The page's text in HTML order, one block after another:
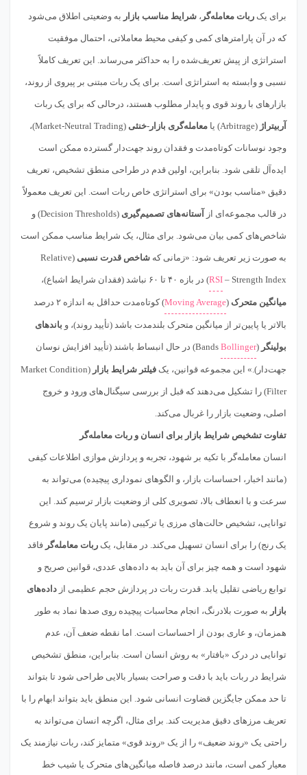
برای یک ربات معامله‌گر ، شرایط مناسب بازار به وضعیتی اطلاق می‌شود
که در آن پارامترهای کمی و کیفی محیط معاملاتی، احتمال موفقیت
استراتژی از پیش تعریف‌شده را به حداکثر می‌رساند. این تعریف کاملاً
نسبی و وابسته به استراتژی است. برای یک ربات مبتنی بر پیروی از روند،
بازارهای با روند قوی و پایدار مطلوب هستند، درحالی که برای یک ربات
آربیتراژ (Arbitrage) یا معامله‌گری بازار-خنثی (Market-Neutral Trading)،
وجود نوسانات کوتاه‌مدت و فقدان روند جهت‌دار گسترده ممکن است
ایده‌آل تلقی شود. بنابراین، اولین قدم در طراحی منطق تشخیص، تعریف
دقیق «مناسب بودن» برای استراتژی خاص ربات است. این تعریف معمولاً
در قالب مجموعه‌ای از آستانه‌های تصمیم‌گیری (Decision Thresholds) و
شاخص‌های کمی بیان می‌شود. برای مثال، یک شرایط مناسب ممکن است
به صورت زیر تعریف شود: «زمانی که شاخص قدرت نسبی (Relative
Strength Index –
RSI) در بازه ۴۰ تا ۶۰ نباشد (فقدان شرایط اشباع)،
میانگین متحرک (
Moving Average ) کوتاه‌مدت حداقل به اندازه ۲ درصد
بالاتر یا پایین‌تر از میانگین متحرک بلندمدت باشد (تأیید روند)، و باندهای
بولینگر (
Bollinger Bands) در حال انبساط باشند (تأیید افزایش نوسان
جهت‌دار).» این مجموعه قوانین، یک فیلتر شرایط بازار (Market Condition
Filter) را تشکیل می‌دهند که قبل از بررسی سیگنال‌های ورود و خروج
اصلی، وضعیت بازار را غربال می‌کند.
تفاوت تشخیص شرایط بازار برای انسان و ربات معامله‌گر
انسان معامله‌گر با تکیه بر شهود، تجربه و پردازش موازی اطلاعات کیفی
(مانند اخبار، احساسات بازار، و الگوهای نموداری پیچیده) می‌تواند به
سرعت و با انعطاف بالا، تصویری کلی از وضعیت بازار ترسیم کند. این
توانایی، تشخیص حالت‌های مرزی یا ترکیبی (مانند پایان یک روند و شروع
یک رنج) را برای انسان تسهیل می‌کند. در مقابل، یک ربات معامله‌گر فاقد
شهود است و همه چیز برای آن باید به داده‌های عددی، قوانین صریح و
توابع ریاضی تقلیل یابد. قدرت ربات در پردازش حجم عظیمی از داده‌های
بازار به صورت بلادرنگ، انجام محاسبات پیچیده روی صدها نماد به طور
همزمان، و عاری بودن از احساسات است. اما نقطه ضعف آن، عدم
توانایی در درک «بافتار» به روش انسان است. بنابراین، منطق تشخیص
شرایط در ربات باید با دقت و صراحت بسیار بالایی طراحی شود تا بتواند
تا حد ممکن جایگزین قضاوت انسانی شود. این منطق باید بتواند ابهام را با
تعریف مرزهای دقیق مدیریت کند. برای مثال، اگرچه انسان می‌تواند به
راحتی یک «روند ضعیف» را از یک «روند قوی» متمایز کند، ربات نیازمند یک
معیار کمی است، مانند درصد فاصله میانگین‌های متحرک یا شیب خط